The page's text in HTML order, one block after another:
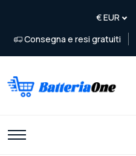
Consegna e resi gratuiti